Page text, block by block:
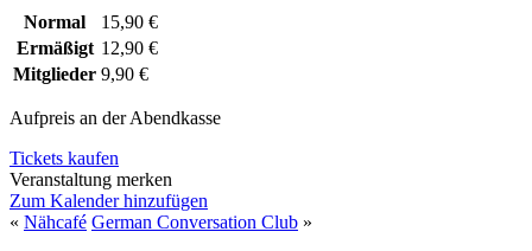
Normal
15,90 €
Ermäßigt 12,90 €
Mitglieder 9,90 €
Aufpreis an der Abendkasse
Tickets kaufen
Veranstaltung merken
Zum Kalender hinzufügen
« Nähcafé German Conversation Club »